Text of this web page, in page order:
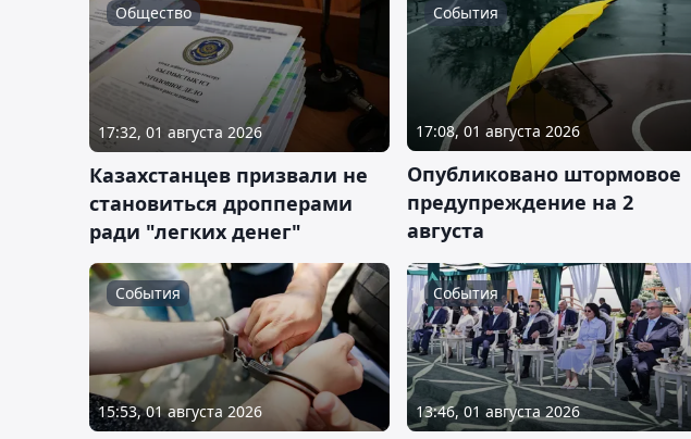
Общество
17:32, 01 августа 2026
Казахстанцев призвали не
становиться дропперами
ради "легких денег"
События
17:08, 01 августа 2026
Опубликовано штормовое
предупреждение на 2
августа
События
15:53, 01 августа 2026
События
13:46, 01 августа 2026